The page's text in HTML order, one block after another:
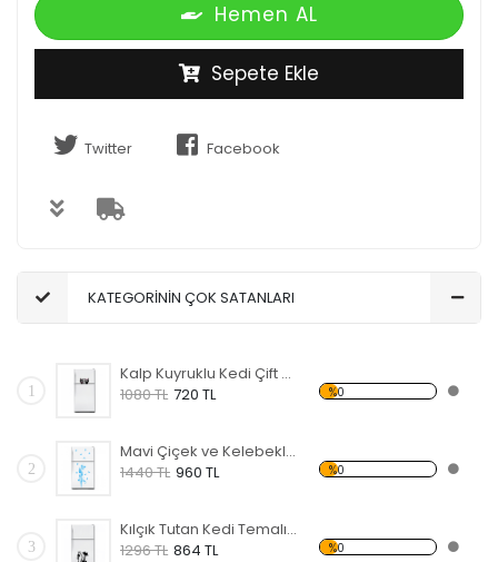
Hemen AL
Sepete Ekle
Twitter Facebook
KATEGORİNİN ÇOK SATANLARI
1
Kalp Kuyruklu Kedi Çift Temalı Beyaz Eşya Sticker
1080 TL 720 TL %0
2
Mavi Çiçek ve Kelebekler Temalı Beyaz Eşya Sticker
1440 TL 960 TL %0
3
Kılçık Tutan Kedi Temalı Beyaz Eşya Sticker
1296 TL 864 TL %0